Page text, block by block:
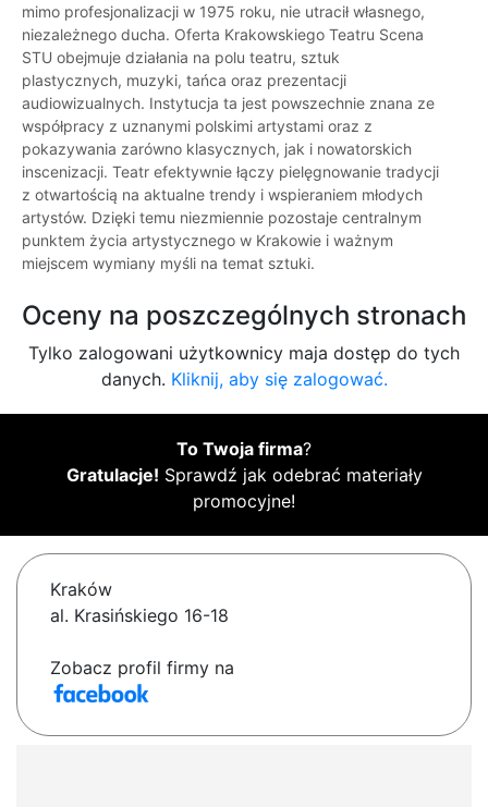
mimo profesjonalizacji w 1975 roku, nie utracił własnego,
niezależnego ducha. Oferta Krakowskiego Teatru Scena
STU obejmuje działania na polu teatru, sztuk
plastycznych, muzyki, tańca oraz prezentacji
audiowizualnych. Instytucja ta jest powszechnie znana ze
współpracy z uznanymi polskimi artystami oraz z
pokazywania zarówno klasycznych, jak i nowatorskich
inscenizacji. Teatr efektywnie łączy pielęgnowanie tradycji
z otwartością na aktualne trendy i wspieraniem młodych
artystów. Dzięki temu niezmiennie pozostaje centralnym
punktem życia artystycznego w Krakowie i ważnym
miejscem wymiany myśli na temat sztuki.
Oceny na poszczególnych stronach
Tylko zalogowani użytkownicy maja dostęp do tych
danych. Kliknij, aby się zalogować.
To Twoja firma?
Gratulacje! Sprawdź jak odebrać materiały
promocyjne!
Kraków
al. Krasińskiego 16-18
Zobacz profil firmy na